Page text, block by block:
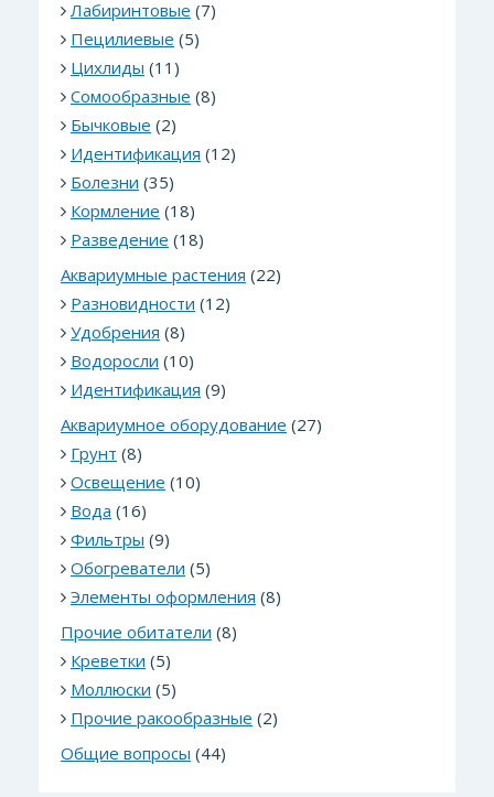
Лабиринтовые (7)
Пецилиевые (5)
Цихлиды (11)
Сомообразные (8)
Бычковые (2)
Идентификация (12)
Болезни (35)
Кормление (18)
Разведение (18)
Аквариумные растения (22)
Разновидности (12)
Удобрения (8)
Водоросли (10)
Идентификация (9)
Аквариумное оборудование (27)
Грунт (8)
Освещение (10)
Вода (16)
Фильтры (9)
Обогреватели (5)
Элементы оформления (8)
Прочие обитатели (8)
Креветки (5)
Моллюски (5)
Прочие ракообразные (2)
Общие вопросы (44)